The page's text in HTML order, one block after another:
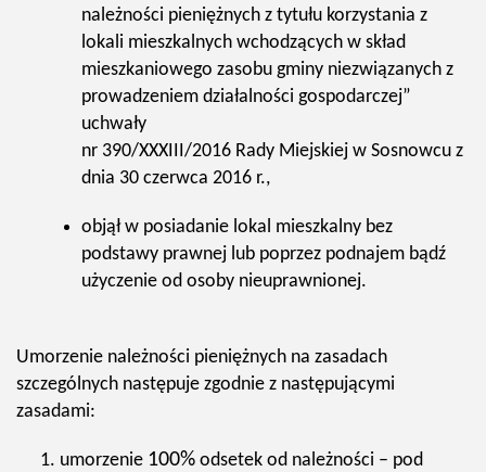
należności pieniężnych z tytułu korzystania z
lokali mieszkalnych wchodzących w skład
mieszkaniowego zasobu gminy niezwiązanych z
prowadzeniem działalności gospodarczej”
uchwały
nr 390/XXXIII/2016 Rady Miejskiej w Sosnowcu z
dnia 30 czerwca 2016 r.,
objął w posiadanie lokal mieszkalny bez
podstawy prawnej lub poprzez podnajem bądź
użyczenie od osoby nieuprawnionej.
Umorzenie należności pieniężnych na zasadach
szczególnych następuje zgodnie z następującymi
zasadami:
umorzenie 100% odsetek od należności – pod